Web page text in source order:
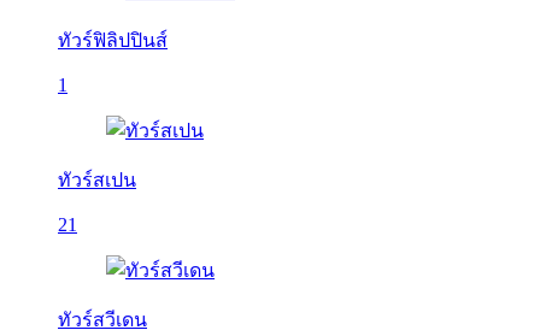
ทัวร์ฟิลิปปินส์
1
ทัวร์สเปน
21
ทัวร์สวีเดน